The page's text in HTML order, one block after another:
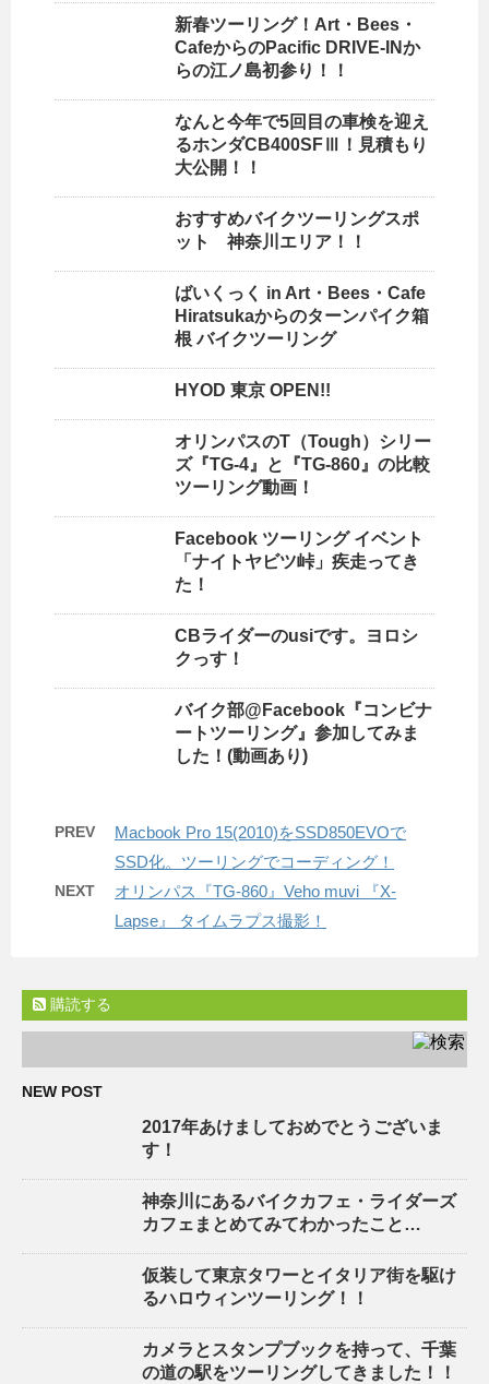
新春ツーリング！Art・Bees・
CafeからのPacific DRIVE-INか
らの江ノ島初参り！！
なんと今年で5回目の車検を迎え
るホンダCB400SFⅢ！見積もり
大公開！！
おすすめバイクツーリングスポ
ット 神奈川エリア！！
ばいくっく in Art・Bees・Cafe
Hiratsukaからのターンパイク箱
根 バイクツーリング
HYOD 東京 OPEN!!
オリンパスのT（Tough）シリー
ズ『TG-4』と『TG-860』の比較
ツーリング動画！
Facebook ツーリング イベント
「ナイトヤビツ峠」疾走ってき
た！
CBライダーのusiです。ヨロシ
クっす！
バイク部@Facebook『コンビナ
ートツーリング』参加してみま
した！(動画あり)
PREV
Macbook Pro 15(2010)をSSD850EVOで
SSD化。ツーリングでコーディング！
NEXT
オリンパス『TG-860』Veho muvi 『X-
Lapse』 タイムラプス撮影！
購読する
NEW POST
2017年あけましておめでとうございま
す！
神奈川にあるバイクカフェ・ライダーズ
カフェまとめてみてわかったこと…
仮装して東京タワーとイタリア街を駆け
るハロウィンツーリング！！
カメラとスタンプブックを持って、千葉
の道の駅をツーリングしてきました！！